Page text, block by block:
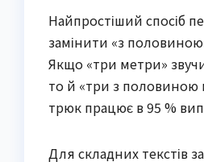
Найпростіший спосіб
замінити «з
Якщо «три метри»
то й «три з
трюк працює в 95 %
Для складних текстів